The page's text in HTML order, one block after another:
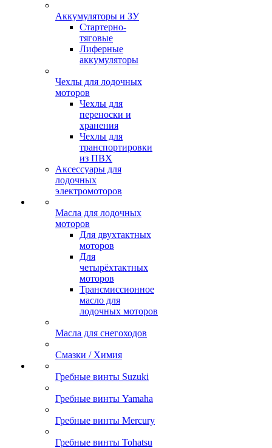
Аккумуляторы и ЗУ
Стартерно-
тяговые
Лиферные
аккумуляторы
Чехлы для лодочных
моторов
Чехлы для
переноски и
хранения
Чехлы для
транспортировки
из ПВХ
Аксессуары для
лодочных
электромоторов
Масла для лодочных
моторов
Для двухтактных
моторов
Для
четырёхтактных
моторов
Трансмиссионное
масло для
лодочных моторов
Масла для снегоходов
Смазки / Химия
Гребные винты Suzuki
Гребные винты Yamaha
Гребные винты Mercury
Гребные винты Tohatsu